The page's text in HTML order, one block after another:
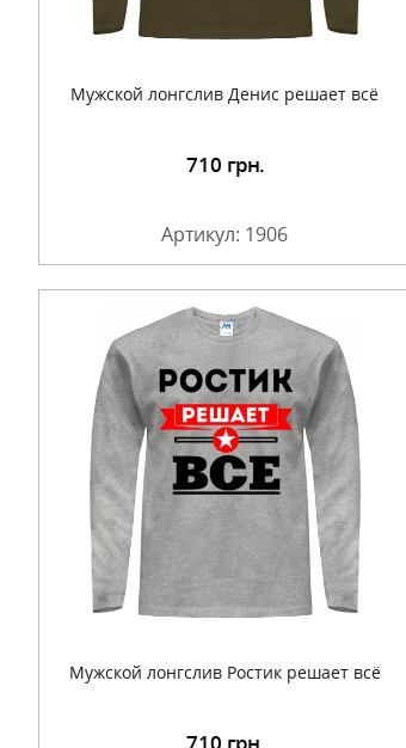
Мужской лонгслив Денис решает всё
710 грн.
Артикул: 1906
Подробнее
Мужской лонгслив Ростик решает всё
710 грн.